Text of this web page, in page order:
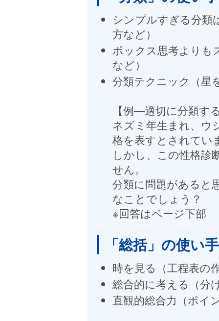
シンプルすぎる分類
方など）
ボックス思考よりも
など）
分類テクニック（星
【例―適切に分類す
ネズミ年生まれ、ウ
格を表すとされてい
しかし、この性格診
せん。
分類に問題があると
なことでしょう？
※回答はページ下部
「総括」の使い
時を見る（工程表の
総合的に考える（分
直観的総合力（ポイ